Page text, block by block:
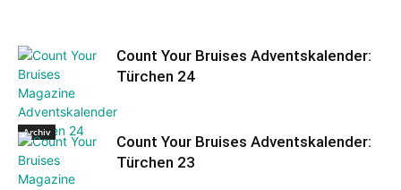
Archiv
Count Your Bruises Adventskalender:
Türchen 24
Count Your Bruises Adventskalender:
Türchen 23